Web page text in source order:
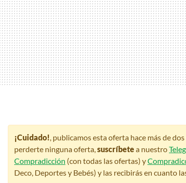
¡Cuidado! , publicamos esta oferta hace más de
perderte ninguna oferta, suscríbetea nuestro
Compradicción (con todas las ofertas) y
Deco, Deportes y Bebés) y las recibirás en cuanto